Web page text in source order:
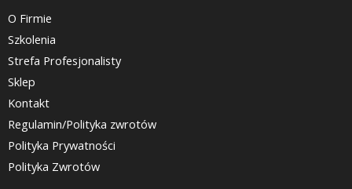
O Firmie
Szkolenia
Strefa Profesjonalisty
Sklep
Kontakt
Regulamin/Polityka zwrotów
Polityka Prywatności
Polityka Zwrotów